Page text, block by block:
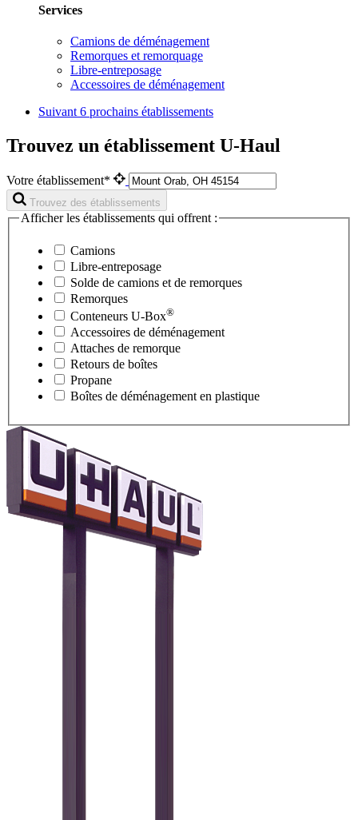
Services
Camions de déménagement
Remorques et remorquage
Libre-entreposage
Accessoires de déménagement
Suivant 6 prochains établissements
Trouvez un établissement U-Haul
Votre établissement*
Trouvez des établissements
Afficher les établissements qui offrent :
Camions
Libre-entreposage
Solde de camions et de remorques
Remorques
Conteneurs U-Box®
Accessoires de déménagement
Attaches de remorque
Retours de boîtes
Propane
Boîtes de déménagement en plastique